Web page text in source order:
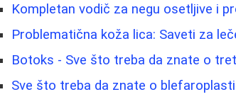
Kompletan vodič za negu osetljive i
Problematična koža lica: Saveti za
Botoks - Sve što treba da znate o
Sve što treba da znate o